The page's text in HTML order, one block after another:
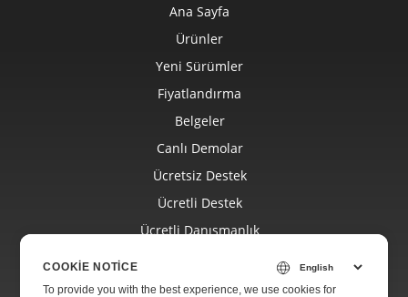
Ana Sayfa
Ürünler
Yeni Sürümler
Fiyatlandırma
Belgeler
Canlı Demolar
Ücretsiz Destek
Ücretli Destek
Ücretli Danışmanlık
Web Siteleri
COOKIE NOTICE
To provide you with the best experience, we use cookies for